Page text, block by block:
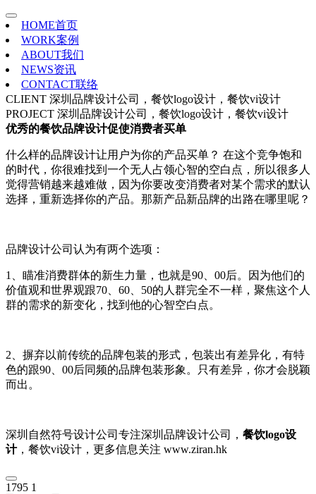
HOME首页
WORK案例
ABOUT我们
NEWS资讯
CONTACT联络
CLIENT 深圳品牌设计公司，餐饮logo设计，餐饮vi设计
PROJECT 深圳品牌设计公司，餐饮logo设计，餐饮vi设计
优秀的餐饮品牌设计促使消费者买单
什么样的品牌设计让用户为你的产品买单？ 在这个竞争饱和
的时代，你很难找到一个无人占领心智的空白点，所以很多人
觉得营销越来越难做，因为你要改变消费者对某个需求的默认
选择，重新选择你的产品。那新产品新品牌的出路在哪里呢？
品牌设计公司认为有两个选项：
1、瞄准消费群体的新生力量，也就是90、00后。因为他们的
价值观和世界观跟70、60、50的人群完全不一样，聚焦这个人
群的需求的新变化，找到他的心智空白点。
2、摒弃以前传统的品牌包装的形式，包装出有差异化，有特
色的跟90、00后同频的品牌包装形象。只有差异，你才会脱颖
而出。
深圳自然符号设计公司专注深圳品牌设计公司， 餐饮logo设
计，餐饮vi设计，更多信息关注 www.ziran.hk
1795 1